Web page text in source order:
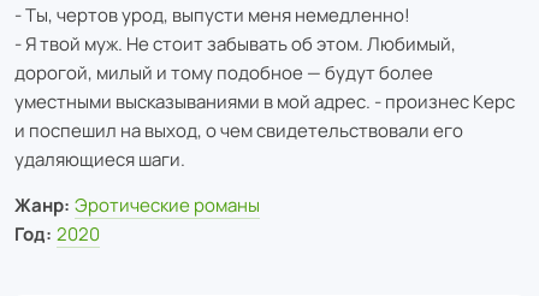
- Ты, чертов урод, выпусти меня немедленно!
- Я твой муж. Не стоит забывать об этом. Любимый,
дорогой, милый и тому подобное — будут более
уместными высказываниями в мой адрес. - произнес Керс
и поспешил на выход, о чем свидетельствовали его
удаляющиеся шаги.
Жанр: Эротические романы
Год: 2020